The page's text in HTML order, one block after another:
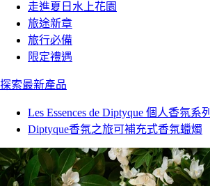
走進夏日水上花園
旅途新章
旅行必備
限定禮遇
探索最新產品
Les Essences de Diptyque 個人香氛系列
Diptyque香氛之旅可補充式香氛蠟燭